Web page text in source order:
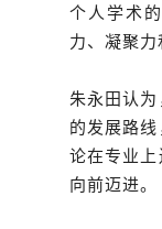
个人学术
力、凝聚力
朱永田认
的发展路
论在专业
向前迈进。